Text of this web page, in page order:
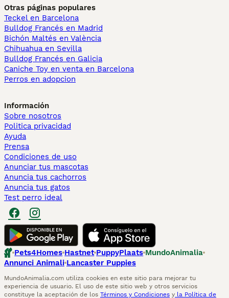
Otras páginas populares
Teckel en Barcelona
Bulldog Francés en Madrid
Bichón Maltés en València
Chihuahua en Sevilla
Bulldog Francés en Galicia
Caniche Toy en venta en Barcelona
Perros en adopcion
Información
Sobre nosotros
Politica privacidad
Ayuda
Prensa
Condiciones de uso
Anunciar tus mascotas
Anuncia tus cachorros
Anuncia tus gatos
Test perro ideal
Pets4Homes Hastnet PuppyPlaats MundoAnimalia
Annunci Animali Lancaster Puppies
MundoAnimalia.com utiliza cookies en este sitio para mejorar tu
experiencia de usuario. El uso de este sitio web y otros servicios
constituye la aceptación de los Términos y Condiciones y la Política de